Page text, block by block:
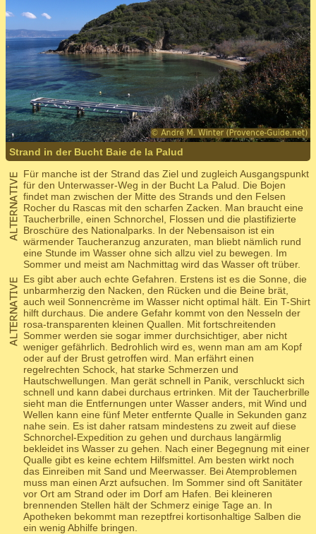
Strand in der Bucht Baie de la Palud
Für manche ist der Strand das Ziel und zugleich Ausgangspunkt
für den Unterwasser-Weg in der Bucht La Palud. Die Bojen
findet man zwischen der Mitte des Strands und den Felsen
Rocher du Rascas mit den scharfen Zacken. Man braucht eine
Taucherbrille, einen Schnorchel, Flossen und die plastifizierte
Broschüre des Nationalparks. In der Nebensaison ist ein
wärmender Taucheranzug anzuraten, man bliebt nämlich rund
eine Stunde im Wasser ohne sich allzu viel zu bewegen. Im
Sommer und meist am Nachmittag wird das Wasser oft trüber.
Es gibt aber auch echte Gefahren. Erstens ist es die Sonne, die
unbarmherzig den Nacken, den Rücken und die Beine brät,
auch weil Sonnencrème im Wasser nicht optimal hält. Ein T-Shirt
hilft durchaus. Die andere Gefahr kommt von den Nesseln der
rosa-transparenten kleinen Quallen. Mit fortschreitenden
Sommer werden sie sogar immer durchsichtiger, aber nicht
weniger gefährlich. Bedrohlich wird es, wenn man am am Kopf
oder auf der Brust getroffen wird. Man erfährt einen
regelrechten Schock, hat starke Schmerzen und
Hautschwellungen. Man gerät schnell in Panik, verschluckt sich
schnell und kann dabei durchaus ertrinken. Mit der Taucherbrille
sieht man die Entfernungen unter Wasser anders, mit Wind und
Wellen kann eine fünf Meter entfernte Qualle in Sekunden ganz
nahe sein. Es ist daher ratsam mindestens zu zweit auf diese
Schnorchel-Expedition zu gehen und durchaus langärmlig
bekleidet ins Wasser zu gehen. Nach einer Begegnung mit einer
Qualle gibt es keine echtem Hilfsmittel. Am besten wirkt noch
das Einreiben mit Sand und Meerwasser. Bei Atemproblemen
muss man einen Arzt aufsuchen. Im Sommer sind oft Sanitäter
vor Ort am Strand oder im Dorf am Hafen. Bei kleineren
brennenden Stellen hält der Schmerz einige Tage an. In
Apotheken bekommt man rezeptfrei kortisonhaltige Salben die
ein wenig Abhilfe bringen.